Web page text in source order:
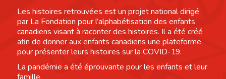
Les histoires retrouvées est un projet national dirigé
par La Fondation pour l’alphabétisation des enfants
canadiens visant à raconter des histoires. Il a été créé
afin de donner aux enfants canadiens une plateforme
pour présenter leurs histoires sur la COVID-19.
La pandémie a été éprouvante pour les enfants et leur